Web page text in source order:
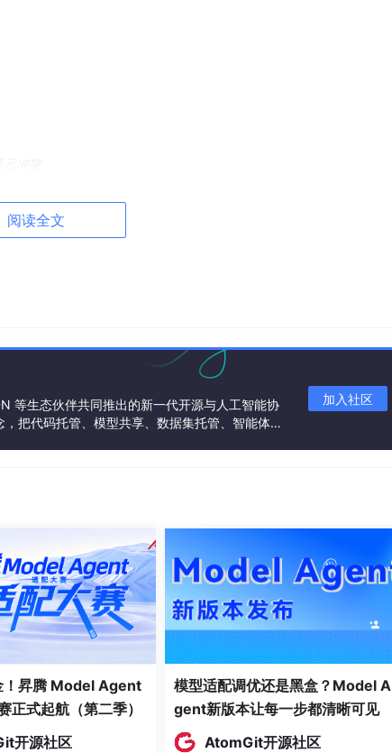
远程对齐了！
阅读全文
等生态伙伴共同推出的新一代开源与人工智能协
把代码托管、模型共享、数据集托管、智能体开
加入社区
！昇腾 Model Agent
正式起航（第二季）
开源社区
模型适配调优还是黑盒？Model A
gent新版本让每一步都清晰可见
AtomGit开源社区